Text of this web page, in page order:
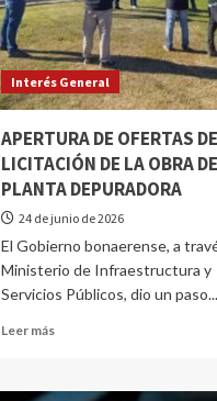
Interés General
APERTURA DE OFERTAS
LICITACIÓN DE LA OBRA
PLANTA DEPURADORA
24 de junio de 2026
El Gobierno bonaerense, a
Ministerio de Infraestructura y
Servicios Públicos, dio un paso...
Leer más